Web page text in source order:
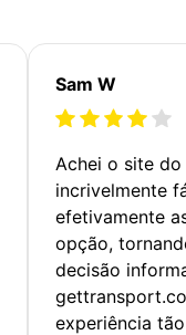
Sam W
Achei o site
incrivelmente
efetivamente
opção,
decisão
experiência